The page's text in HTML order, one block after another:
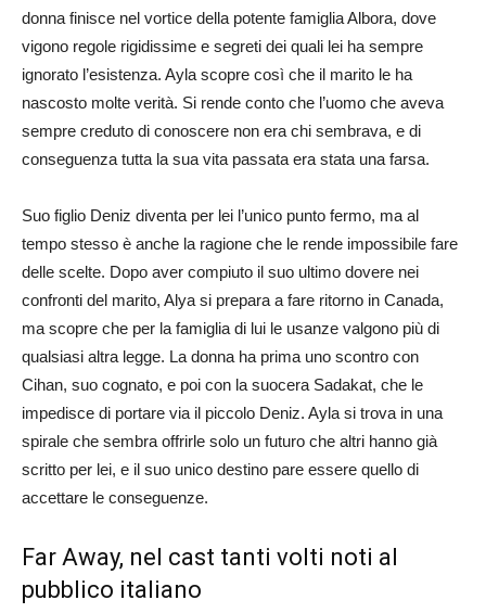
donna finisce nel vortice della potente famiglia Albora, dove
vigono regole rigidissime e segreti dei quali lei ha sempre
ignorato l’esistenza. Ayla scopre così che il marito le ha
nascosto molte verità. Si rende conto che l’uomo che aveva
sempre creduto di conoscere non era chi sembrava, e di
conseguenza tutta la sua vita passata era stata una farsa.
Suo figlio Deniz diventa per lei l’unico punto fermo, ma al
tempo stesso è anche la ragione che le rende impossibile fare
delle scelte. Dopo aver compiuto il suo ultimo dovere nei
confronti del marito, Alya si prepara a fare ritorno in Canada,
ma scopre che per la famiglia di lui le usanze valgono più di
qualsiasi altra legge. La donna ha prima uno scontro con
Cihan, suo cognato, e poi con la suocera Sadakat, che le
impedisce di portare via il piccolo Deniz. Ayla si trova in una
spirale che sembra offrirle solo un futuro che altri hanno già
scritto per lei, e il suo unico destino pare essere quello di
accettare le conseguenze.
Far Away, nel cast tanti volti noti al
pubblico italiano